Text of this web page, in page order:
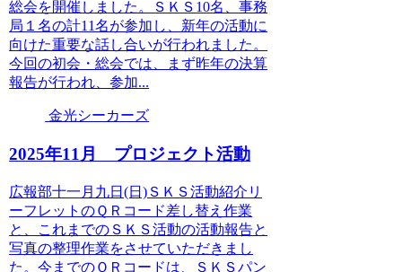
総会を開催しました。ＳＫＳ10名、事務
局１名の計11名が参加し、新年の活動に
向けた重要な話し合いが行われました。
今回の初会・総会では、まず昨年の決算
報告が行われ、参加...
金光シーカーズ
2025年11月 プロジェクト活動
広報部十一月九日(日)ＳＫＳ活動紹介リ
ーフレットのＱＲコード差し替え作業
と、これまでのＳＫＳ活動の活動報告と
写真の整理作業をさせていただきまし
た。今までのＱＲコードは、ＳＫＳパン